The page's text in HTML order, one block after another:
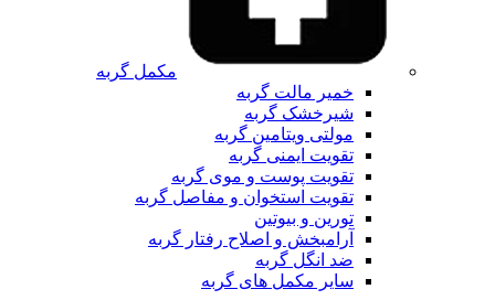
مکمل گربه
خمیر مالت گربه
شیرخشک گربه
مولتی ویتامین گربه
تقویت ایمنی گربه
تقویت پوست و موی گربه
تقویت استخوان و مفاصل گربه
تورین و بیوتین
آرامبخش و اصلاح رفتار گربه
ضد انگل گربه
سایر مکمل های گربه